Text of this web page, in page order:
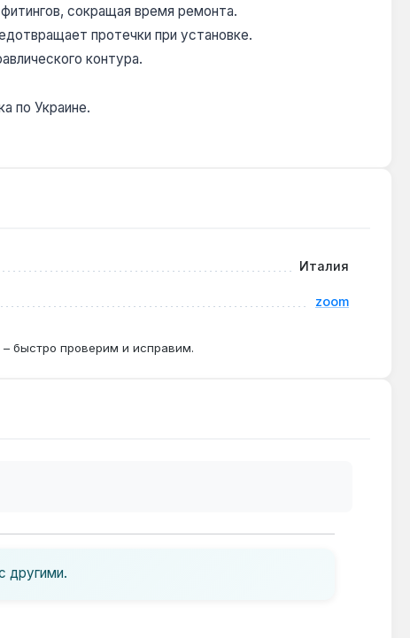
сокращая время ремонта.
протечки при установке.
контура.
по Украине.
Италия
zoom
быстро проверим и исправим.
другими.